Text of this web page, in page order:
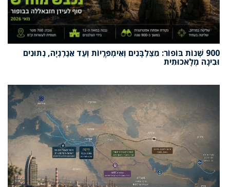
900 שְׁנוֹת בּוֹפוֹר: מִצַּלְבָּנִים וְאִימְפֶּרְיוֹת וְעַד אֵנֶרְגְיָה, נְתוּנִים
וּבִינָה מְלָאכוּתִית